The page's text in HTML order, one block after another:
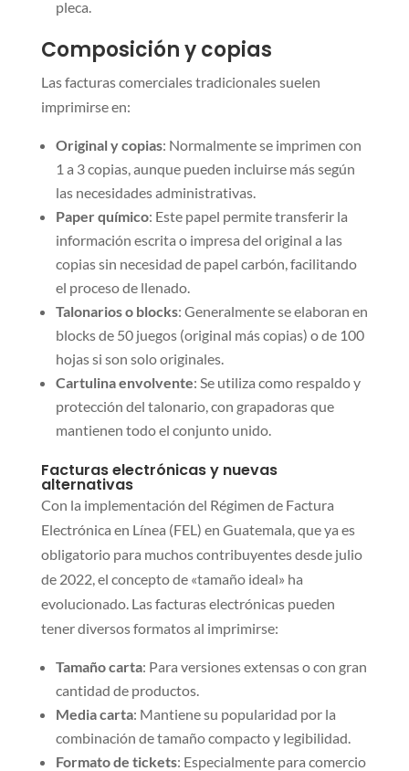
pleca.
Composición y copias
Las facturas comerciales tradicionales suelen
imprimirse en:
Original y copias: Normalmente se imprimen con
1 a 3 copias, aunque pueden incluirse más según
las necesidades administrativas.
Paper químico: Este papel permite transferir la
información escrita o impresa del original a las
copias sin necesidad de papel carbón, facilitando
el proceso de llenado.
Talonarios o blocks: Generalmente se elaboran en
blocks de 50 juegos (original más copias) o de 100
hojas si son solo originales.
Cartulina envolvente: Se utiliza como respaldo y
protección del talonario, con grapadoras que
mantienen todo el conjunto unido.
Facturas electrónicas y nuevas
alternativas
Con la implementación del Régimen de Factura
Electrónica en Línea (FEL) en Guatemala, que ya es
obligatorio para muchos contribuyentes desde julio
de 2022, el concepto de «tamaño ideal» ha
evolucionado. Las facturas electrónicas pueden
tener diversos formatos al imprimirse:
Tamaño carta: Para versiones extensas o con gran
cantidad de productos.
Media carta: Mantiene su popularidad por la
combinación de tamaño compacto y legibilidad.
Formato de tickets: Especialmente para comercio